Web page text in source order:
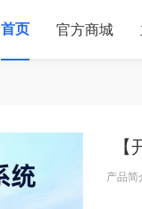
首页 官方商城
产品简